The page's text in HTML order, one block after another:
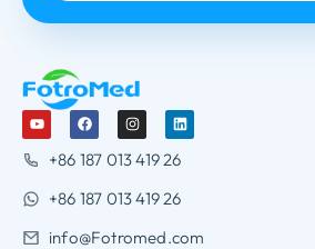
+86 187 013 419 26
+86 187 013 419 26
info@Fotromed.com